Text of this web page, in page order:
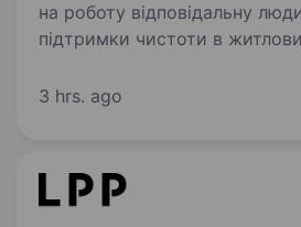
на роботу відповідальну
підтримки чистоти в
сходи, коридори Мити підлогу, вікна, двері
3 hrs. ago